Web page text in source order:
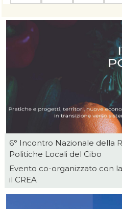
6° Incontro Nazionale della
Politiche Locali del Cibo
Evento co-organizzato con
il CREA